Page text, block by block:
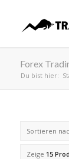
Forex
Du bist hier:
Sortieren
Zeige 15